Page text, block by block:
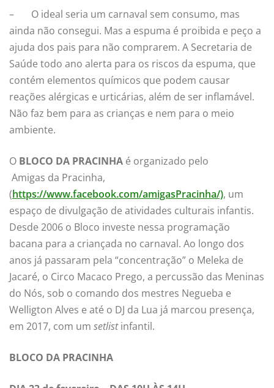
– O ideal seria um carnaval sem consumo, mas
ainda não consegui. Mas a espuma é proibida e peço a
ajuda dos pais para não comprarem. A Secretaria de
Saúde todo ano alerta para os riscos da espuma, que
contém elementos químicos que podem causar
reações alérgicas e urticárias, além de ser inflamável.
Não faz bem para as crianças e nem para o meio
ambiente.
O BLOCO DA PRACINHA é organizado pelo
Amigas da Pracinha,
(https://www.facebook.com/amigasPracinha/), um
espaço de divulgação de atividades culturais infantis.
Desde 2006 o Bloco investe nessa programação
bacana para a criançada no carnaval. Ao longo dos
anos já passaram pela “concentração” o Meleka de
Jacaré, o Circo Macaco Prego, a percussão das Meninas
do Nós, sob o comando dos mestres Negueba e
Welligton Alves e até o DJ da Lua já marcou presença,
em 2017, com um setlistinfantil.
BLOCO DA PRACINHA